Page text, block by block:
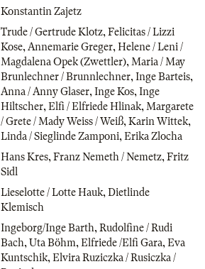
Konstantin Zajetz
Trude / Gertrude Klotz, Felicitas / Lizzi
Kose, Annemarie Greger, Helene / Leni /
Magdalena Opek (Zwettler), Maria / May
Brunlechner / Brunnlechner, Inge Barteis,
Anna / Anny Glaser, Inge Kos, Inge
Hiltscher, Elfi / Elfriede Hlinak, Margarete
/ Grete / Mady Weiss / Weiß, Karin Wittek,
Linda / Sieglinde Zamponi, Erika Zlocha
Hans Kres, Franz Nemeth / Nemetz, Fritz
Sidl
Lieselotte / Lotte Hauk, Dietlinde
Klemisch
Ingeborg/Inge Barth, Rudolfine / Rudi
Bach, Uta Böhm, Elfriede /Elfi Gara, Eva
Kuntschik, Elvira Ruziczka / Rusiczka /